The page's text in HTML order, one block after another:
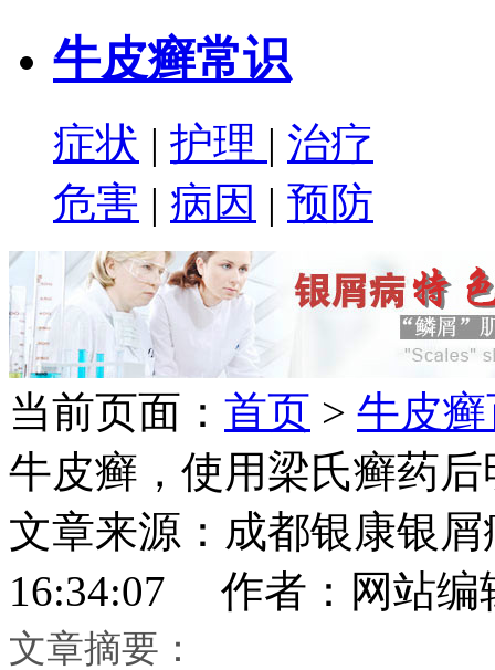
牛皮癣常识
症状 | 护理 | 治疗
危害 | 病因 | 预防
当前页面： 首页 > 牛皮
牛皮癣，使用梁氏癣药
文章来源：成都银康银
16:34:07 作者：网站编
文章摘要：